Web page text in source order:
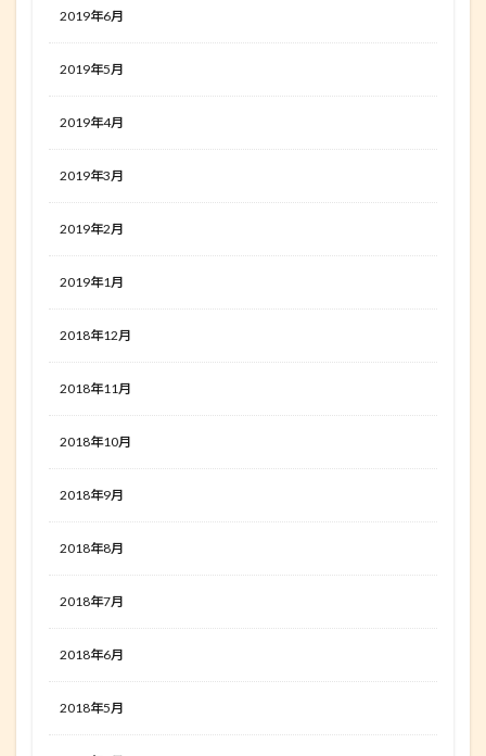
2019年6月
2019年5月
2019年4月
2019年3月
2019年2月
2019年1月
2018年12月
2018年11月
2018年10月
2018年9月
2018年8月
2018年7月
2018年6月
2018年5月